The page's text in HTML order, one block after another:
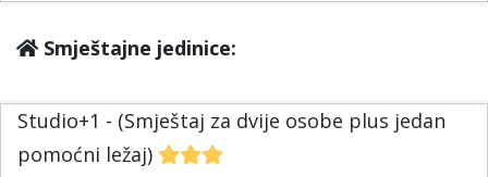
Smještajne jedinice:
Studio+1 - (Smještaj za dvije osobe plus jedan
pomoćni ležaj)